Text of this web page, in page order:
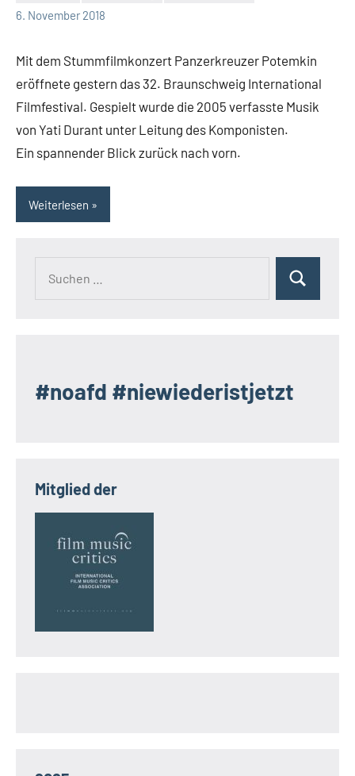
6. November 2018
Mike
Keine
Mit dem Stummfilmkonzert Panzerkreuzer Potemkin
eröffnete gestern das 32. Braunschweig International
Filmfestival. Gespielt wurde die 2005 verfasste Musik
von Yati Durant unter Leitung des Komponisten.
Ein spannender Blick zurück nach vorn.
Weiterlesen
Suchen
#noafd #niewiederistjetzt
Mitglied der